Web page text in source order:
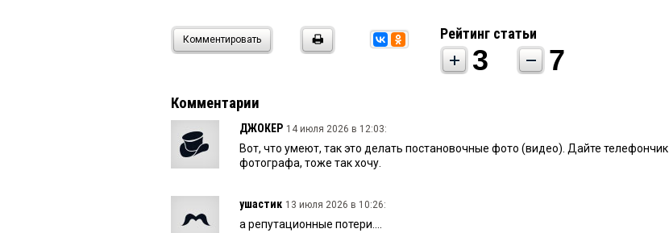
Комментировать Рейтинг статьи
3 7
Комментарии
ДЖОКЕР 14 июля 2026 в 12:03:
Вот, что умеют, так это делать постановочные фото (видео). Дайте телефончик
фотографа, тоже так хочу.
ушастик 13 июля 2026 в 10:26:
а репутационные потери....